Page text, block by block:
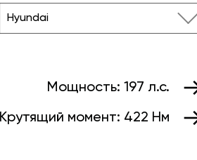
Hyundai
Мощность: 197 л.с.
Крутящий момент: 422 Нм